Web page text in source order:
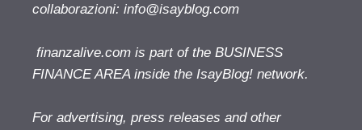
collaborazioni: info@isayblog.com
finanzalive.com is part of the BUSINESS
FINANCE AREA inside the IsayBlog! network.
For advertising, press releases and other